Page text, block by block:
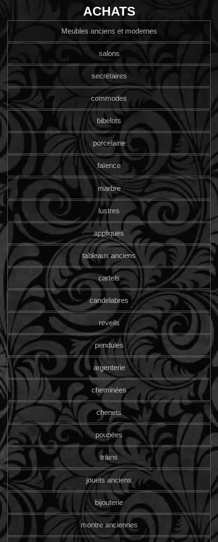
ACHATS
Meubles anciens et modernes
salons
secrétaires
commodes
bibelots
porcelaine
faïence
marbre
lustres
appliques
tableaux anciens
cartels
candelabres
reveils
pendules
argenterie
cheminées
chenets
poupées
trains
jouets anciens
bijouterie
montre anciennes